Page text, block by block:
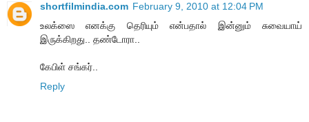
shortfilmindia.com February 9, 2010 at 12:04 PM
உலக்ஸை எனக்கு தெரியும் என்பதால் இன்னும் சுவையாய்
இருக்கிறது.. தண்டோரா..
கேபிள் சங்கர்..
Reply